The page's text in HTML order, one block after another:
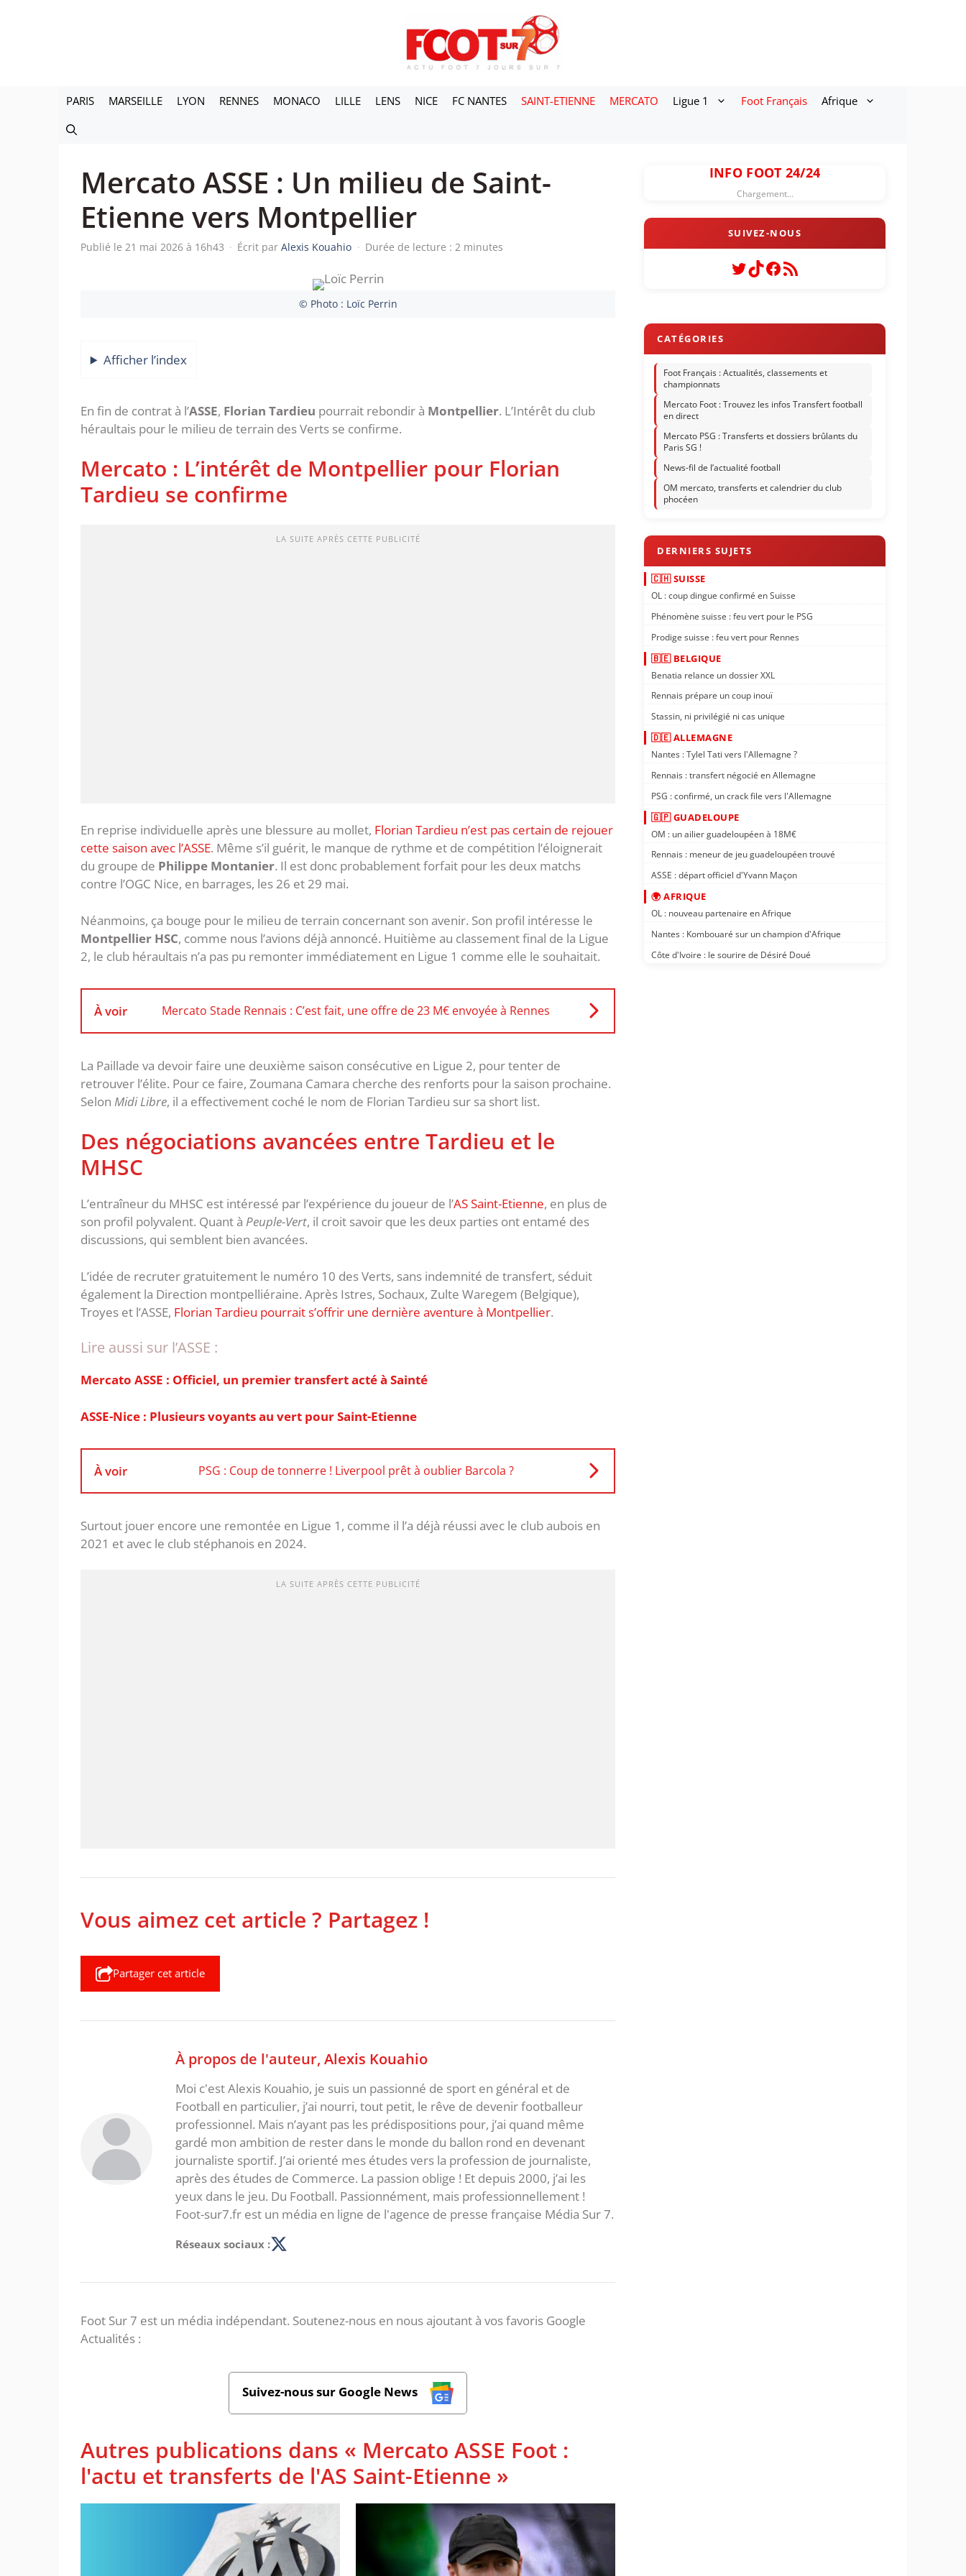
PARIS MARSEILLE LYON RENNES MONACO LILLE LENS NICE FC NANTES SAINT-ETIENNE MERCATO Ligue 1 Foot Français Afrique
Mercato ASSE : Un milieu de Saint-
Etienne vers Montpellier
Publié le 21 mai 2026 à 16h43 · Écrit parAlexis Kouahio · Durée de lecture : 2 minutes
© Photo : Loïc Perrin
Afficher l’index
En fin de contrat à l’ASSE, Florian Tardieu pourrait rebondir à Montpellier. L’Intérêt du club
héraultais pour le milieu de terrain des Verts se confirme.
Mercato : L’intérêt de Montpellier pour Florian
Tardieu se confirme
LA SUITE APRÈS CETTE PUBLICITÉ
En reprise individuelle après une blessure au mollet, Florian Tardieu n’est pas certain de rejouer
cette saison avec l’ASSE. Même s’il guérit, le manque de rythme et de compétition l’éloignerait
du groupe de Philippe Montanier. Il est donc probablement forfait pour les deux matchs
contre l’OGC Nice, en barrages, les 26 et 29 mai.
Néanmoins, ça bouge pour le milieu de terrain concernant son avenir. Son profil intéresse le
Montpellier HSC, comme nous l’avions déjà annoncé. Huitième au classement final de la Ligue
2, le club héraultais n’a pas pu remonter immédiatement en Ligue 1 comme elle le souhaitait.
À voir Mercato Stade Rennais : C’est fait, une offre de 23 M€ envoyée à Rennes
La Paillade va devoir faire une deuxième saison consécutive en Ligue 2, pour tenter de
retrouver l’élite. Pour ce faire, Zoumana Camara cherche des renforts pour la saison prochaine.
Selon Midi Libre, il a effectivement coché le nom de Florian Tardieu sur sa short list.
Des négociations avancées entre Tardieu et le
MHSC
L’entraîneur du MHSC est intéressé par l’expérience du joueur de l’AS Saint-Etienne, en plus de
son profil polyvalent. Quant à Peuple-Vert, il croit savoir que les deux parties ont entamé des
discussions, qui semblent bien avancées.
L’idée de recruter gratuitement le numéro 10 des Verts, sans indemnité de transfert, séduit
également la Direction montpelliéraine. Après Istres, Sochaux, Zulte Waregem (Belgique),
Troyes et l’ASSE, Florian Tardieu pourrait s’offrir une dernière aventure à Montpellier.
Lire aussi sur l’ASSE :
Mercato ASSE : Officiel, un premier transfert acté à Sainté
ASSE-Nice : Plusieurs voyants au vert pour Saint-Etienne
À voir PSG : Coup de tonnerre ! Liverpool prêt à oublier Barcola ?
Surtout jouer encore une remontée en Ligue 1, comme il l’a déjà réussi avec le club aubois en
2021 et avec le club stéphanois en 2024.
LA SUITE APRÈS CETTE PUBLICITÉ
Vous aimez cet article ? Partagez !
Partager cet article
À propos de l'auteur, Alexis Kouahio
Moi c'est Alexis Kouahio, je suis un passionné de sport en général et de
Football en particulier, j’ai nourri, tout petit, le rêve de devenir footballeur
professionnel. Mais n’ayant pas les prédispositions pour, j’ai quand même
gardé mon ambition de rester dans le monde du ballon rond en devenant
journaliste sportif. J’ai orienté mes études vers la profession de journaliste,
après des études de Commerce. La passion oblige ! Et depuis 2000, j’ai les
yeux dans le jeu. Du Football. Passionnément, mais professionnellement !
Foot-sur7.fr est un média en ligne de l'agence de presse française Média Sur 7.
Réseaux sociaux :
Foot Sur 7 est un média indépendant. Soutenez-nous en nous ajoutant à vos favoris Google
Actualités :
Suivez-nous sur Google News
Autres publications dans « Mercato ASSE Foot :
l'actu et transferts de l'AS Saint-Etienne »
INFO FOOT 24/24
Chargement...
Twitter
TikTok
Facebook
Flux RSS
Foot Français : Actualités, classements et
championnats
Mercato Foot : Trouvez les infos Transfert football
en direct
Mercato PSG : Transferts et dossiers brûlants du
Paris SG !
News-fil de l’actualité football
OM mercato, transferts et calendrier du club
phocéen
🇨🇭 SUISSE
OL : coup dingue confirmé en Suisse
Phénomène suisse : feu vert pour le PSG
Prodige suisse : feu vert pour Rennes
🇧🇪 BELGIQUE
Benatia relance un dossier XXL
Rennais prépare un coup inouï
Stassin, ni privilégié ni cas unique
🇩🇪 ALLEMAGNE
Nantes : Tylel Tati vers l'Allemagne ?
Rennais : transfert négocié en Allemagne
PSG : confirmé, un crack file vers l'Allemagne
🇬🇵 GUADELOUPE
OM : un ailier guadeloupéen à 18M€
Rennais : meneur de jeu guadeloupéen trouvé
ASSE : départ officiel d'Yvann Maçon
🌍 AFRIQUE
OL : nouveau partenaire en Afrique
Nantes : Kombouaré sur un champion d'Afrique
Côte d'Ivoire : le sourire de Désiré Doué